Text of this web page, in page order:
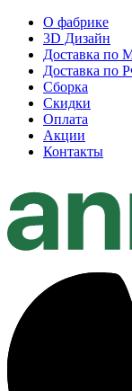
О фабрике
3D Дизайн
Доставка по
Доставка по
Сборка
Скидки
Оплата
Акции
Контакты